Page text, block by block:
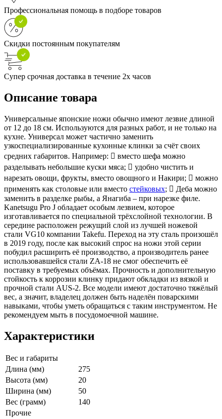
Профессиональная помощь в подборе товаров
Скидки постоянным покупателям
Супер срочная доставка в течение 2х часов
Описание товара
Универсальные японские ножи обычно имеют лезвие длиной
от 12 до 18 см. Используются для разных работ, и не только на
кухне. Универсал может частично заменить
узкоспециализированные кухонные клинки за счёт своих
средних габаритов. Например:  вместо шефа можно
разделывать небольшие куски мяса;  удобно чистить и
нарезать овощи, фрукты, вместо овощного и Накири;  можно
применять как столовые или вместо стейковых;  Деба можно
заменить в разделке рыбы, а Янагиба – при нарезке филе.
Kanetsugu Pro J обладает особым лезвием, которое
изготавливается по специальной трёхслойной технологии. В
середине расположен режущий слой из лучшей ножевой
стали VG10 компании Takefu. Переход на эту сталь произошёл
в 2019 году, после как высокий спрос на ножи этой серии
побудил расширить её производство, а производитель ранее
использовавшейся стали ZA-18 не смог обеспечить её
поставку в требуемых объёмах. Прочность и дополнительную
стойкость к коррозии клинку придают обкладки из вязкой и
прочной стали AUS-2. Все модели имеют достаточно тяжёлый
вес, а значит, владелец должен быть наделён поварскими
навыками, чтобы уметь обращаться с таким инструментом. Не
рекомендуем мыть в посудомоечной машине.
Характеристики
Вес и габариты
Длина (мм)
275
Высота (мм)
20
Ширина (мм)
50
Вес (грамм)
140
Прочие